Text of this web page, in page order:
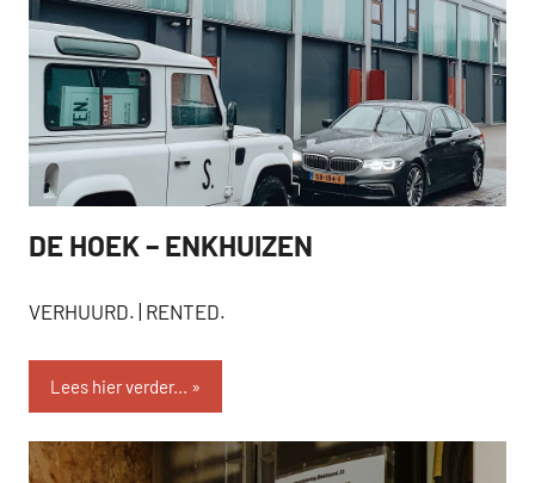
VERHUURD
DE HOEK – ENKHUIZEN
VERHUURD. | RENTED.
Lees hier verder...